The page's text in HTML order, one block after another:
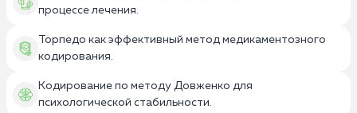
процессе лечения.
Торпедо как эффективный метод медикаментозного
кодирования.
Кодирование по методу Довженко для
психологической стабильности.